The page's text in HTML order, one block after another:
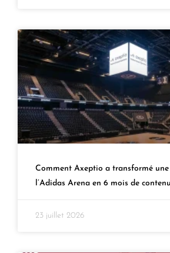
Comment Axeptio a transformé une
l’Adidas Arena en 6 mois de
23 juillet 2026